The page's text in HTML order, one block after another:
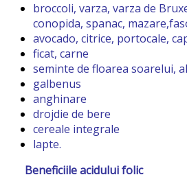
broccoli, varza, varza de
conopida, spanac,
avocado, citrice, portocale,
ficat, carne
seminte de floarea soarelui,
galbenus
anghinare
drojdie de bere
cereale integrale
lapte.
Beneficiile acidului folic